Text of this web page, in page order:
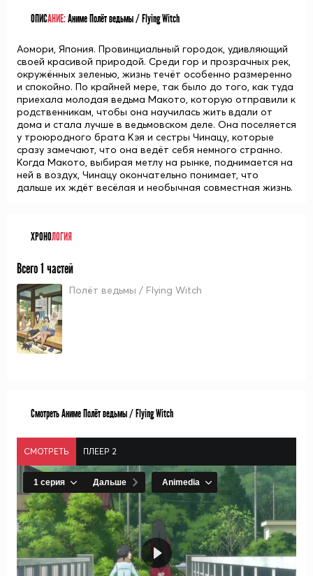
ОПИСАНИЕ:Аниме Полёт ведьмы / Flying Witch
Аомори, Япония. Провинциальный городок, удивляющий
своей красивой природой. Среди гор и прозрачных рек,
окружённых зеленью, жизнь течёт особенно размеренно
и спокойно. По крайней мере, так было до того, как туда
приехала молодая ведьма Макото, которую отправили к
родственникам, чтобы она научилась жить вдали от
дома и стала лучше в ведьмовском деле. Она поселяется
у троюродного брата Кэя и сестры Чинацу, которые
сразу замечают, что она ведёт себя немного странно.
Когда Макото, выбирая метлу на рынке, поднимается на
ней в воздух, Чинацу окончательно понимает, что
дальше их ждёт весёлая и необычная совместная жизнь.
ХРОНОЛОГИЯ
Всего 1 частей
Полёт ведьмы / Flying Witch
Смотреть Аниме Полёт ведьмы / Flying Witch
СМОТРЕТЬ ПЛЕЕР 2